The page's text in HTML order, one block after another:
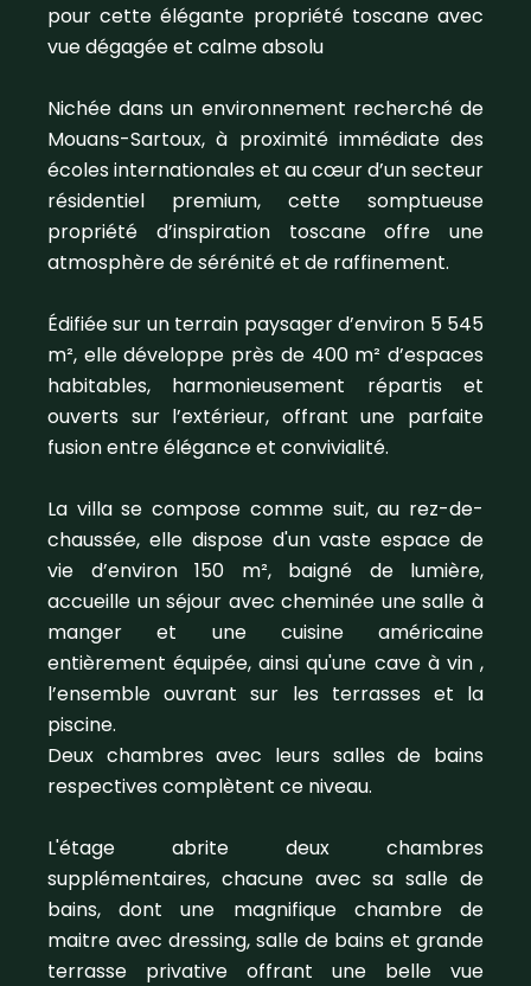
pour cette élégante propriété toscane avec
vue dégagée et calme absolu
Nichée dans un environnement recherché de
Mouans-Sartoux, à proximité immédiate des
écoles internationales et au cœur d’un secteur
résidentiel premium, cette somptueuse
propriété d’inspiration toscane offre une
atmosphère de sérénité et de raffinement.
Édifiée sur un terrain paysager d’environ 5 545
m², elle développe près de 400 m² d’espaces
habitables, harmonieusement répartis et
ouverts sur l’extérieur, offrant une parfaite
fusion entre élégance et convivialité.
La villa se compose comme suit, au rez-de-
chaussée, elle dispose d'un vaste espace de
vie d’environ 150 m², baigné de lumière,
accueille un séjour avec cheminée une salle à
manger et une cuisine américaine
entièrement équipée, ainsi qu'une cave à vin ,
l’ensemble ouvrant sur les terrasses et la
piscine.
Deux chambres avec leurs salles de bains
respectives complètent ce niveau.
L'étage abrite deux chambres
supplémentaires, chacune avec sa salle de
bains, dont une magnifique chambre de
maitre avec dressing, salle de bains et grande
terrasse privative offrant une belle vue